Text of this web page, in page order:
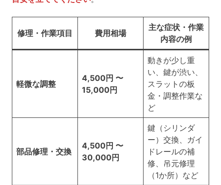
修理・作業項目 費用相場
主な症状・作業
内容の例
軽微な調整
4,500円 〜
15,000円
動きが少し重
い、鍵が渋い、
スラットの板
金・調整作業な
ど
部品修理・交換
4,500円 〜
30,000円
鍵（シリンダ
ー）交換、ガイ
ドレールの補
修、吊元修理
（1か所）など